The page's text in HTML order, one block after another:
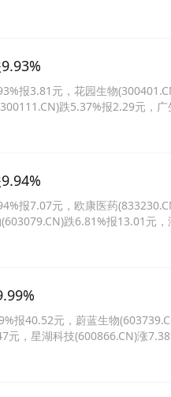
报3.81元，花园生物
跌5.37%报2.29元，
报7.07元，欧康医药
跌6.81%报13.01元
报40.52元，蔚蓝生物
，星湖科技(600866.CN)涨